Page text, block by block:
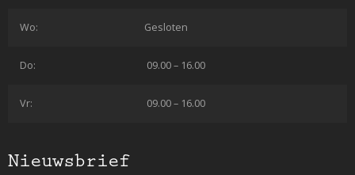
Wo: Gesloten
Do: 09.00 – 16.00
Vr: 09.00 – 16.00
Nieuwsbrief